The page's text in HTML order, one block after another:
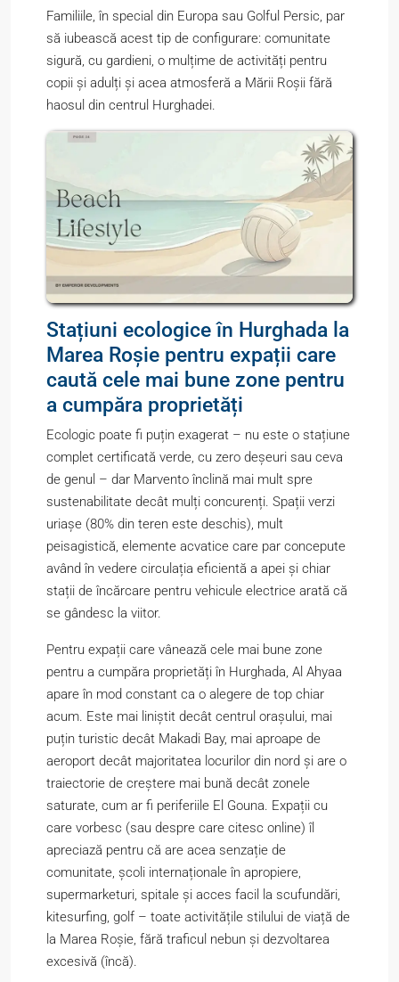
Familiile, în special din Europa sau Golful Persic, par
să iubească acest tip de configurare: comunitate
sigură, cu gardieni, o mulțime de activități pentru
copii și adulți și acea atmosferă a Mării Roșii fără
haosul din centrul Hurghadei.
Stațiuni ecologice în Hurghada la
Marea Roșie pentru expații care
caută cele mai bune zone pentru
a cumpăra proprietăți
Ecologic poate fi puțin exagerat – nu este o stațiune
complet certificată verde, cu zero deșeuri sau ceva
de genul – dar Marvento înclină mai mult spre
sustenabilitate decât mulți concurenți. Spații verzi
uriașe (80% din teren este deschis), mult
peisagistică, elemente acvatice care par concepute
având în vedere circulația eficientă a apei și chiar
stații de încărcare pentru vehicule electrice arată că
se gândesc la viitor.
Pentru expații care vânează cele mai bune zone
pentru a cumpăra proprietăți în Hurghada, Al Ahyaa
apare în mod constant ca o alegere de top chiar
acum. Este mai liniștit decât centrul orașului, mai
puțin turistic decât Makadi Bay, mai aproape de
aeroport decât majoritatea locurilor din nord și are o
traiectorie de creștere mai bună decât zonele
saturate, cum ar fi periferiile El Gouna. Expații cu
care vorbesc (sau despre care citesc online) îl
apreciază pentru că are acea senzație de
comunitate, școli internaționale în apropiere,
supermarketuri, spitale și acces facil la scufundări,
kitesurfing, golf – toate activitățile stilului de viață de
la Marea Roșie, fără traficul nebun și dezvoltarea
excesivă (încă).